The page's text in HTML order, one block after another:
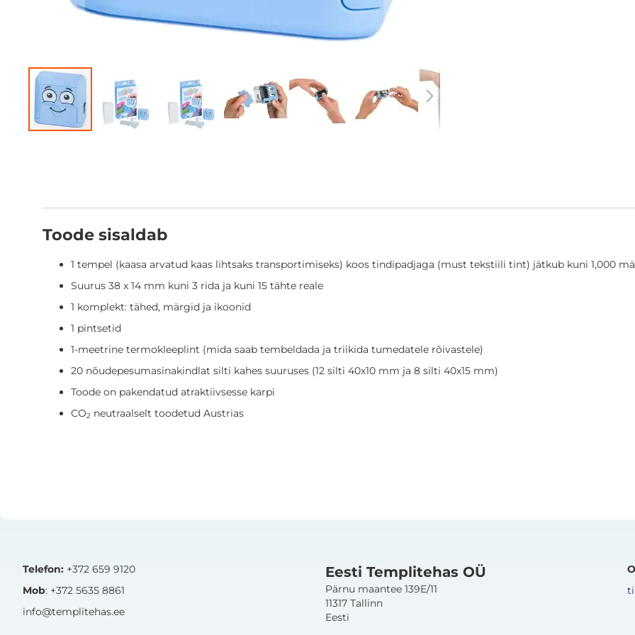
the
gallery
Toode sisaldab
1 tempel (kaasa arvatud kaas lihtsaks transportimiseks) koos tindipadjaga (must tekstiili tint) jätkub kuni 1,000
Suurus 38 x 14 mm kuni 3 rida ja kuni 15 tähte reale
1 komplekt: tähed, märgid ja ikoonid
1 pintsetid
1-meetrine termokleeplint (mida saab tembeldada ja triikida tumedatele rõivastele)
20 nõudepesumasinakindlat silti kahes suuruses (12 silti 40x10 mm ja 8 silti 40x15 mm)
Toode on pakendatud atraktiivsesse karpi
CO2 neutraalselt toodetud Austrias
Telefon: +372 659 9120
Mob: +372 5635 8861
info@templitehas.ee
Eesti Templitehas OÜ
Pärnu maantee 139E/11
11317 Tallinn
Eesti